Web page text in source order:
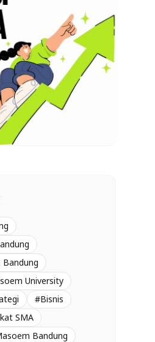
University
#Bisnis
SMA
Bandung